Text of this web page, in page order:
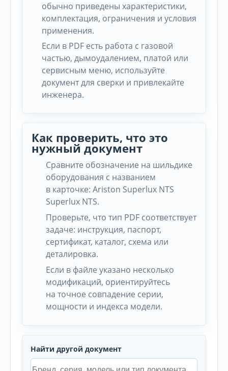
обычно приведены характеристики,
комплектация, ограничения и условия
применения.
Если в PDF есть работа с газовой
частью, дымоудалением, платой или
сервисным меню, используйте
документ для сверки и привлекайте
инженера.
Как проверить, что это
нужный документ
Сравните обозначение на шильдике
оборудования с названием
в карточке: Ariston Superlux NTS
Superlux NTS.
Проверьте, что тип PDF соответствует
задаче: инструкция, паспорт,
сертификат, каталог, схема или
деталировка.
Если в файле указано несколько
модификаций, ориентируйтесь
на точное совпадение серии,
мощности и индекса модели.
Найти другой документ